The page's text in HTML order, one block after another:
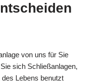
von uns für Sie
sich Schließanlagen,
Lebens benutzt